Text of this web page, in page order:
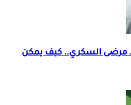
مرضى السكري.. كيف يمكن